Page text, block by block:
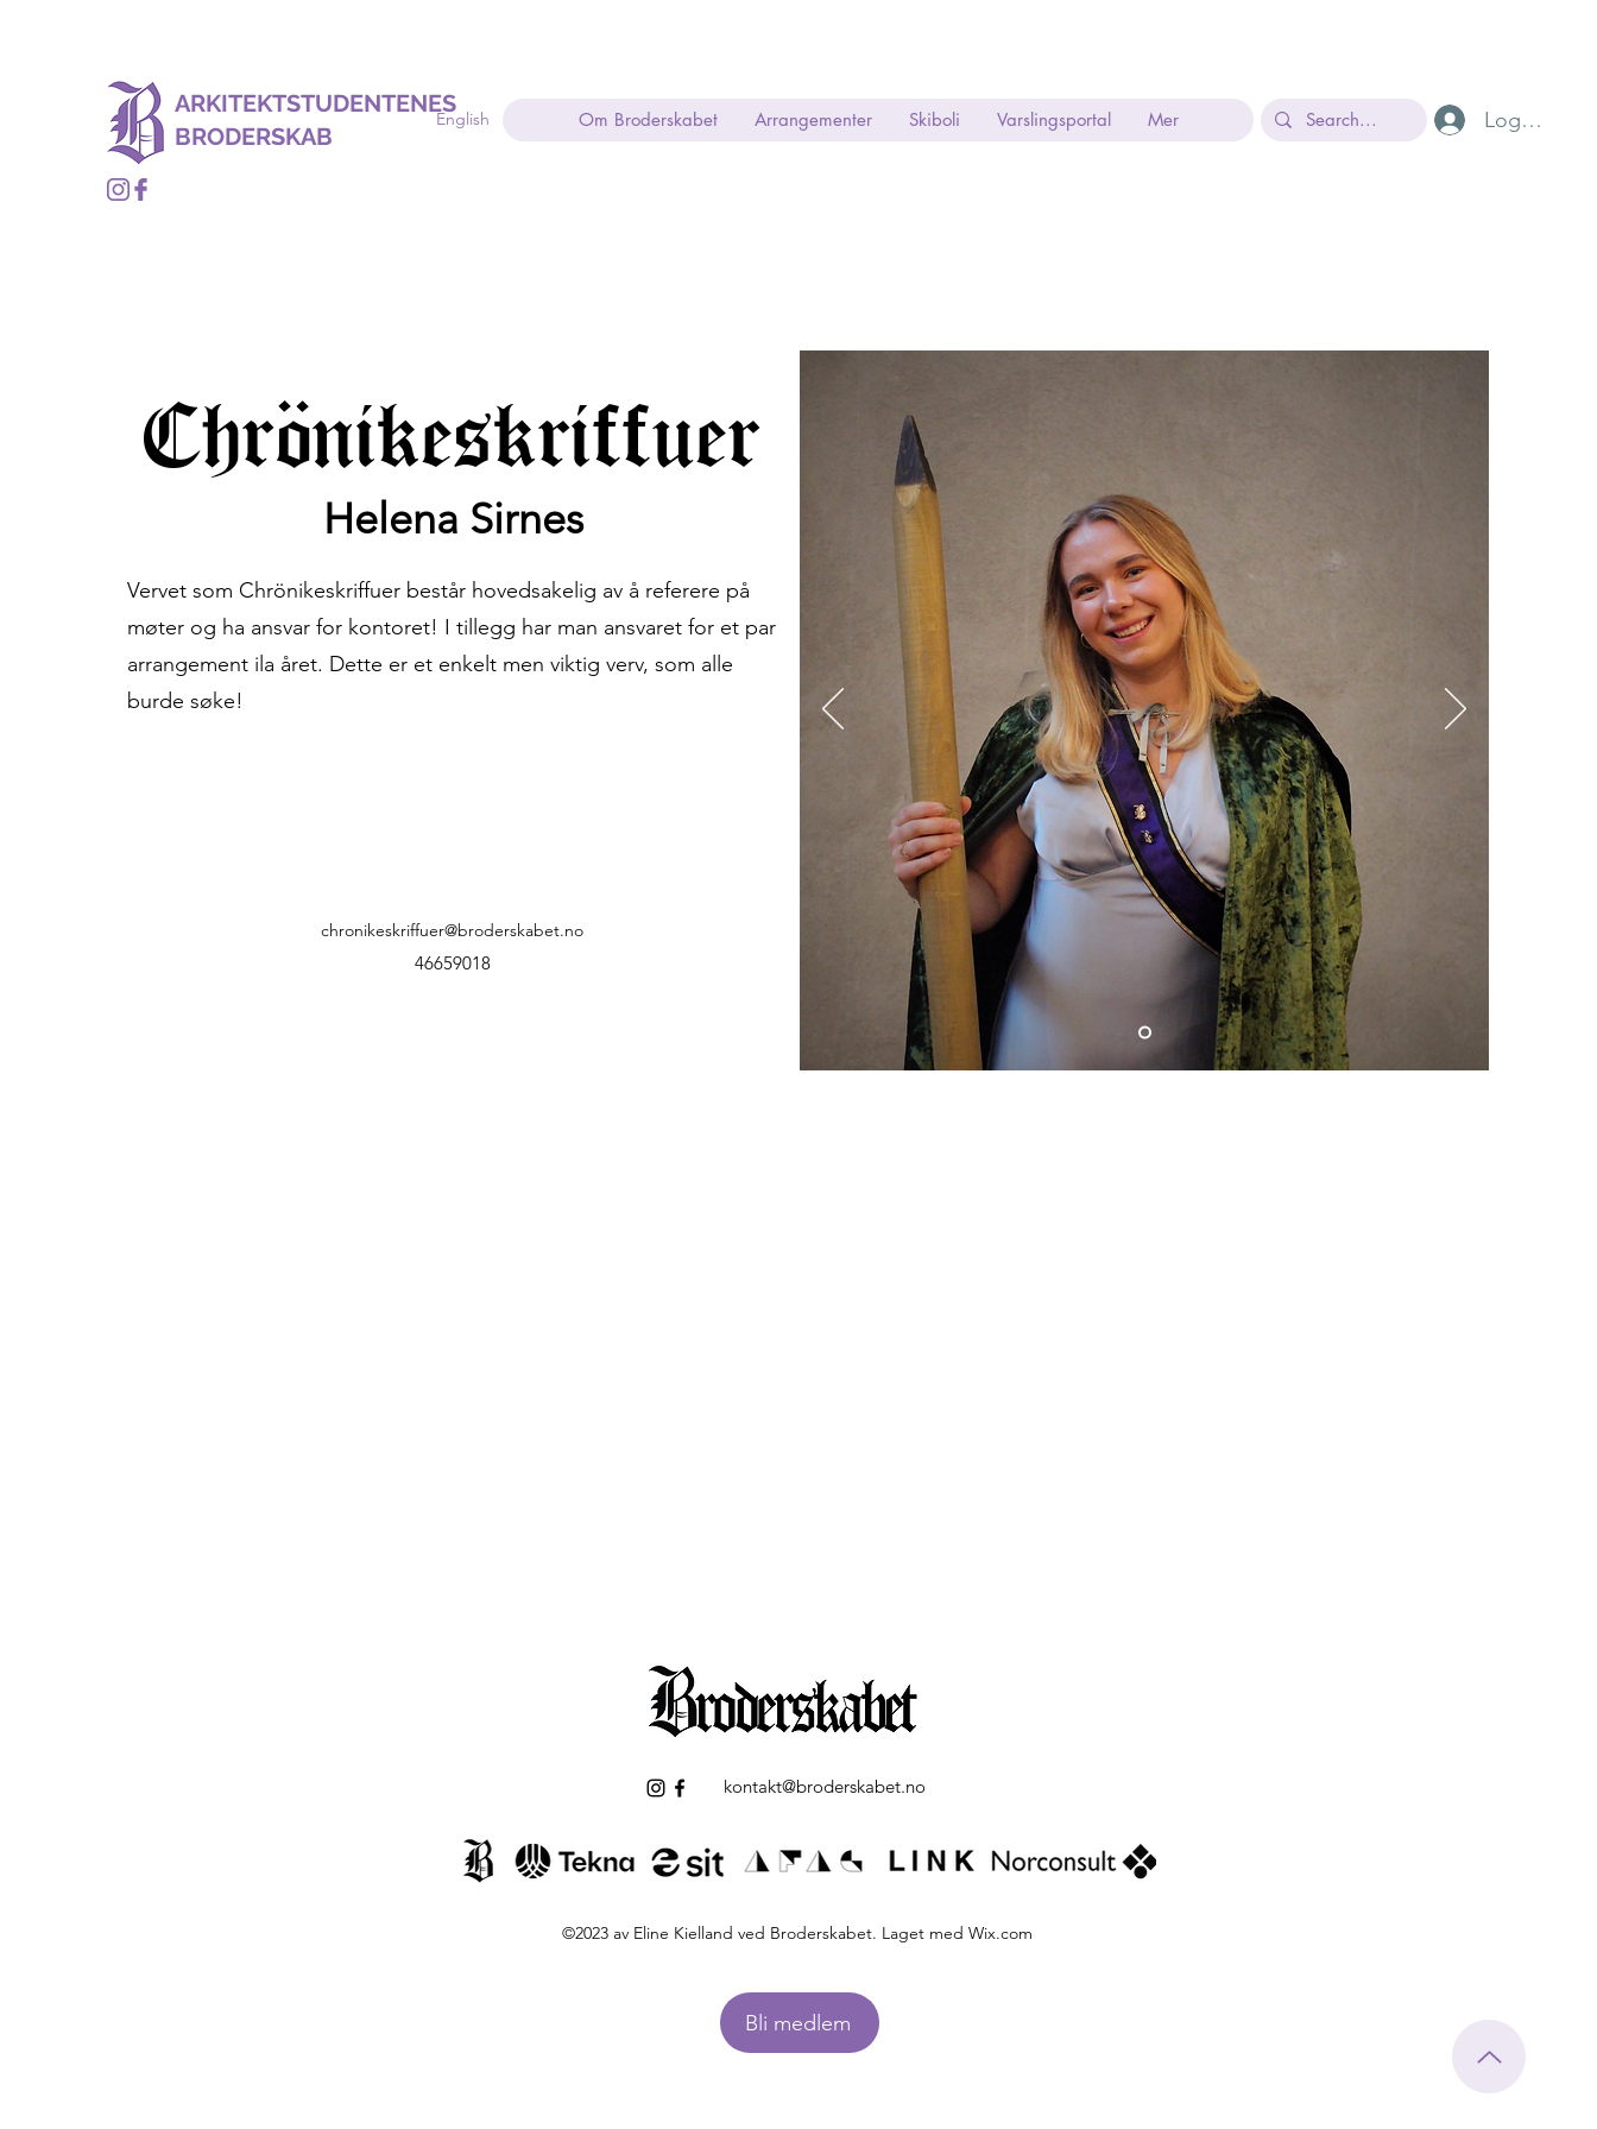
ARKITEKTSTUDENTENES
BRODERSKAB
English Om Broderskabet Arrangementer Skiboli Varslingsportal Mer Logg inn
Chrönikeskriffuer
Helena Sirnes
Vervet som Chrönikeskriffuer består hovedsakelig av å referere på
møter og ha ansvar for kontoret! I tillegg har man ansvaret for et par
arrangement ila året. Dette er et enkelt men viktig verv, som alle
burde søke!
chronikeskriffuer@broderskabet.no
46659018
kontakt@broderskabet.no
©2023 av Eline Kielland ved Broderskabet. Laget med Wix.com
Bli medlem